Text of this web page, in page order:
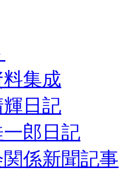
集成
日記
郎日記
係新聞記事